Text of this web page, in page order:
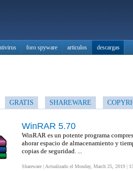
foro spyware articulos descargas
GRATIS SHAREWARE
WinRAR 5.70
WinRAR es un potente programa
ahorar espacio de almacenamiento y
copias de seguridad. ...
Shareware | Actualizado el Monday, March 25, 2019 |